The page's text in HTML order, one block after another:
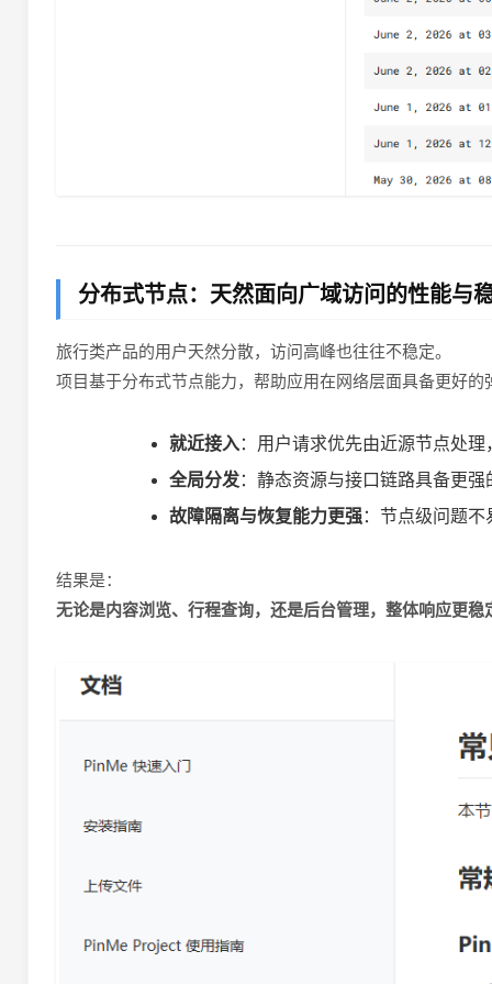
分布式节点：天然面向广域访问的性能与
旅行类产品的用户天然分散，访问高峰也往往不稳定。
项目基于分布式节点能力，帮助应用在网络层面具备更好的
就近接入：用户请求优先由近源节点处
全局分发：静态资源与接口链路具备更
故障隔离与恢复能力更强：节点级问题
结果是：
无论是内容浏览、行程查询，还是后台管理，整体响应更稳